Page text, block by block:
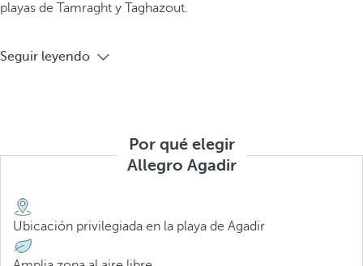
playas de Tamraght y Taghazout.
Seguir leyendo
Por qué elegir
Allegro Agadir
Ubicación privilegiada en la playa de Agadir